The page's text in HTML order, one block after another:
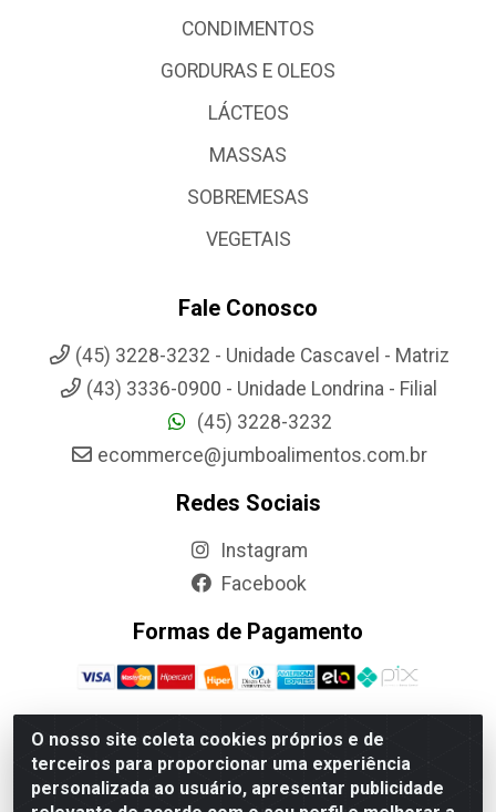
O nosso site coleta cookies próprios e de
terceiros para proporcionar uma experiência
personalizada ao usuário, apresentar publicidade
CONDIMENTOS
GORDURAS E OLEOS
LÁCTEOS
MASSAS
SOBREMESAS
VEGETAIS
Fale Conosco
(45) 3228-3232 - Unidade Cascavel - Matriz
(43) 3336-0900 - Unidade Londrina - Filial
(45) 3228-3232
ecommerce@jumboalimentos.com.br
Redes Sociais
Instagram
Facebook
Formas de Pagamento
Jumbo Alimentos Cascavel - Matriz - Rua Itatiba Do Sul, 161 -
Santos Dumont, Cascavel-PR - CEP 85804-700- CNPJ